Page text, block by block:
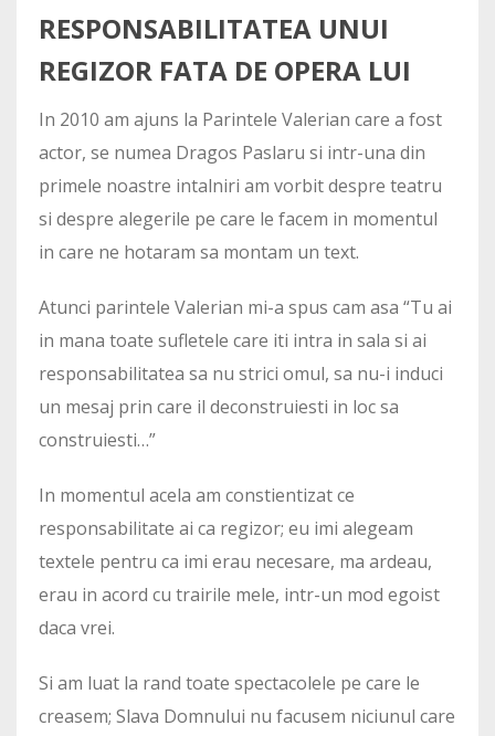
RESPONSABILITATEA UNUI
REGIZOR FATA DE OPERA LUI
In 2010 am ajuns la Parintele Valerian care a fost
actor, se numea Dragos Paslaru si intr-una din
primele noastre intalniri am vorbit despre teatru
si despre alegerile pe care le facem in momentul
in care ne hotaram sa montam un text.
Atunci parintele Valerian mi-a spus cam asa “Tu ai
in mana toate sufletele care iti intra in sala si ai
responsabilitatea sa nu strici omul, sa nu-i induci
un mesaj prin care il deconstruiesti in loc sa
construiesti…”
In momentul acela am constientizat ce
responsabilitate ai ca regizor; eu imi alegeam
textele pentru ca imi erau necesare, ma ardeau,
erau in acord cu trairile mele, intr-un mod egoist
daca vrei.
Si am luat la rand toate spectacolele pe care le
creasem; Slava Domnului nu facusem niciunul care